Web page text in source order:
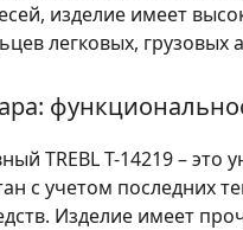
изделие имеет
легковых, грузовых
TREBL T-14219 –
с учетом последних
Изделие имеет